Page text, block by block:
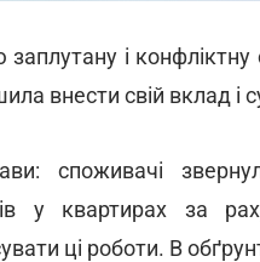
і конфліктну
внести свій вклад і
споживачі
у квартирах за
ці роботи. В